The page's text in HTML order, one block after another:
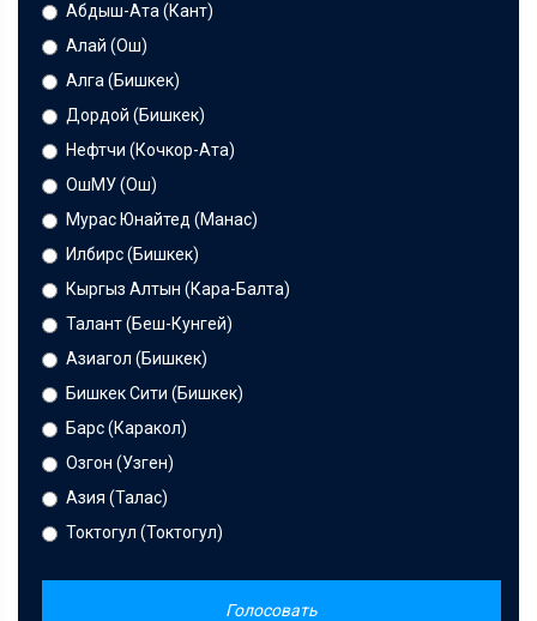
Абдыш-Ата (Кант)
Алай (Ош)
Алга (Бишкек)
Дордой (Бишкек)
Нефтчи (Кочкор-Ата)
ОшМУ (Ош)
Мурас Юнайтед (Манас)
Илбирс (Бишкек)
Кыргыз Алтын (Кара-Балта)
Талант (Беш-Кунгей)
Азиагол (Бишкек)
Бишкек Сити (Бишкек)
Барс (Каракол)
Озгон (Узген)
Азия (Талас)
Токтогул (Токтогул)
Голосовать